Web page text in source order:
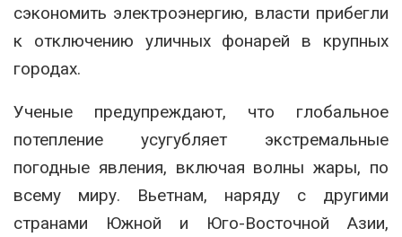
сэкономить электроэнергию, власти прибегли
к отключению уличных фонарей в крупных
городах.
Ученые предупреждают, что глобальное
потепление усугубляет экстремальные
погодные явления, включая волны жары, по
всему миру. Вьетнам, наряду с другими
странами Южной и Юго-Восточной Азии,